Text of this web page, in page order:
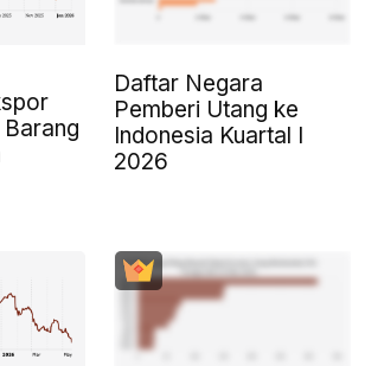
Barang
Daftar Negara
Pemberi Utang ke
Indonesia Kuartal I
2026